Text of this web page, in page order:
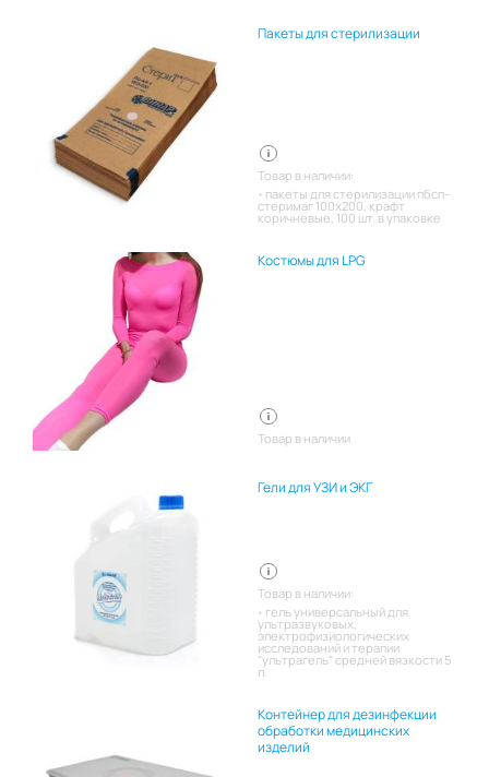
Пакеты для стерилизации
Товар в наличии:
пакеты для стерилизации пбсп-
стеримаг 100х200, крафт
коричневые, 100 шт. в упаковке
Костюмы для LPG
Товар в наличии
Гели для УЗИ и ЭКГ
Товар в наличии:
гель универсальный для
ультразвуковых,
электрофизиологических
исследований и терапии
"ультрагель" средней вязкости 5
л.
Контейнер для дезинфекции
обработки медицинских
изделий